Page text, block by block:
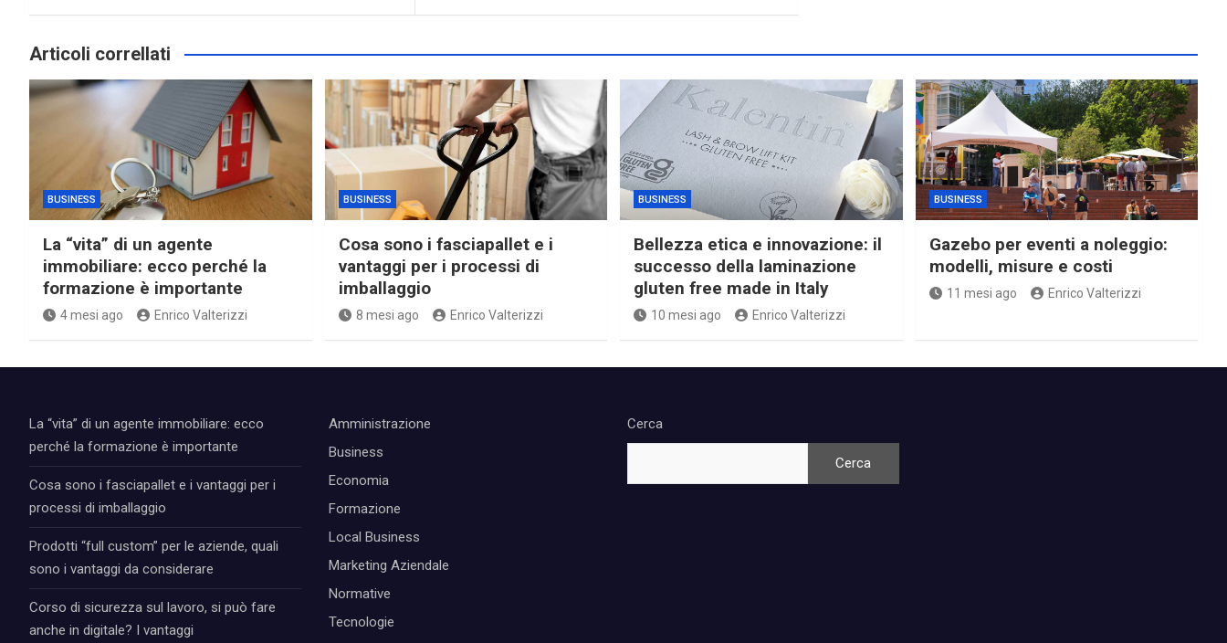
Articoli correllati
BUSINESS
La “vita” di un agente
immobiliare: ecco perché la
formazione è importante
4 mesi ago Enrico Valterizzi
BUSINESS
Cosa sono i fasciapallet e i
vantaggi per i processi di
imballaggio
8 mesi ago Enrico Valterizzi
BUSINESS
Bellezza etica e innovazione: il
successo della laminazione
gluten free made in Italy
10 mesi ago Enrico Valterizzi
BUSINESS
Gazebo per eventi a noleggio:
modelli, misure e costi
11 mesi ago Enrico Valterizzi
La “vita” di un agente immobiliare: ecco
perché la formazione è importante
Cosa sono i fasciapallet e i vantaggi per i
processi di imballaggio
Prodotti “full custom” per le aziende, quali
sono i vantaggi da considerare
Corso di sicurezza sul lavoro, si può fare
anche in digitale? I vantaggi
Amministrazione
Business
Economia
Formazione
Local Business
Marketing Aziendale
Normative
Tecnologie
Cerca
Cerca